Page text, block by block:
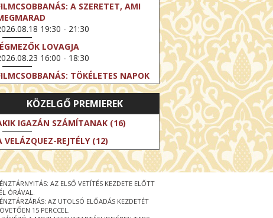
A SZERETET, AMI
19:30 - 21:30
LOVAGJA
16:00 - 18:30
TÖKÉLETES NAPOK
19:30 - 21:45
FILMCSOBBANÁS: IFJÚSÁG
19:30 - 21:30
EXHIBITION ON SCREEN: VINCENT
GOGH - ÚJ LÁTÁSMÓD
11:00 - 12:30
LIVE / DAVID IRELAND: THE FIFTH
19:00 - 21:00
ELESTE
KÖZELGŐ PREMIEREK
IGAZÁN SZÁMÍTANAK (16)
VELÁZQUEZ-REJTÉLY (12)
AZ ELSŐ VETÍTÉS KEZDETE ELŐTT
ÓRÁVAL.
AZ UTOLSÓ ELŐADÁS KEZDETÉT
15 PERCCEL.